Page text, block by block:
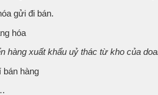
gửi đi bán.
hóa
hàng xuất khẩu uỷ thác từ kho của
bán hàng